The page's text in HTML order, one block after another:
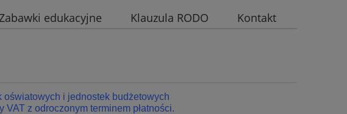
edukacyjne Klauzula RODO Kontakt
oświatowych i jednostek budżetowych
VAT z odroczonym terminem płatności.